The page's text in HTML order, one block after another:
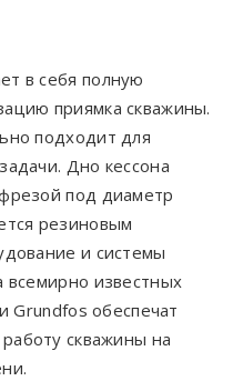
в себя полную
приямка скважины.
подходит для
Дно кессона
под диаметр
резиновым
и системы
всемирно известных
Grundfos обеспечат
скважины на